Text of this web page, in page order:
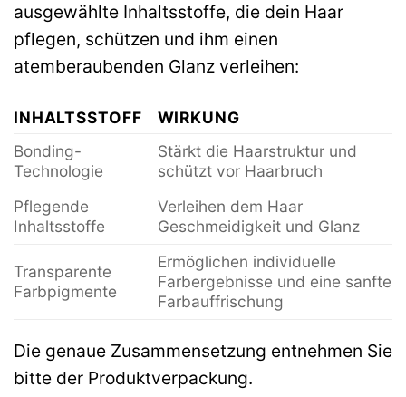
ausgewählte Inhaltsstoffe, die dein Haar
pflegen, schützen und ihm einen
atemberaubenden Glanz verleihen:
INHALTSSTOFF
WIRKUNG
Bonding-
Technologie
Stärkt die Haarstruktur und
schützt vor Haarbruch
Pflegende
Inhaltsstoffe
Verleihen dem Haar
Geschmeidigkeit und Glanz
Transparente
Farbpigmente
Ermöglichen individuelle
Farbergebnisse und eine sanfte
Farbauffrischung
Die genaue Zusammensetzung entnehmen Sie
bitte der Produktverpackung.